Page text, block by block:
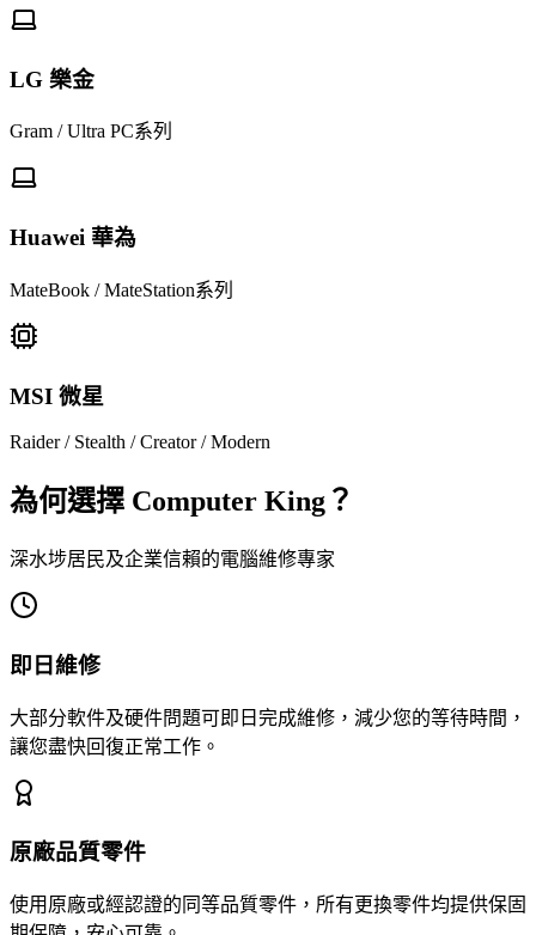
LG 樂金
Gram / Ultra PC系列
Huawei 華為
MateBook / MateStation系列
MSI 微星
Raider / Stealth / Creator / Modern
為何選擇 Computer King？
深水埗居民及企業信賴的電腦維修專家
即日維修
大部分軟件及硬件問題可即日完成維修，減少您的等待時間，
讓您盡快回復正常工作。
原廠品質零件
使用原廠或經認證的同等品質零件，所有更換零件均提供保固